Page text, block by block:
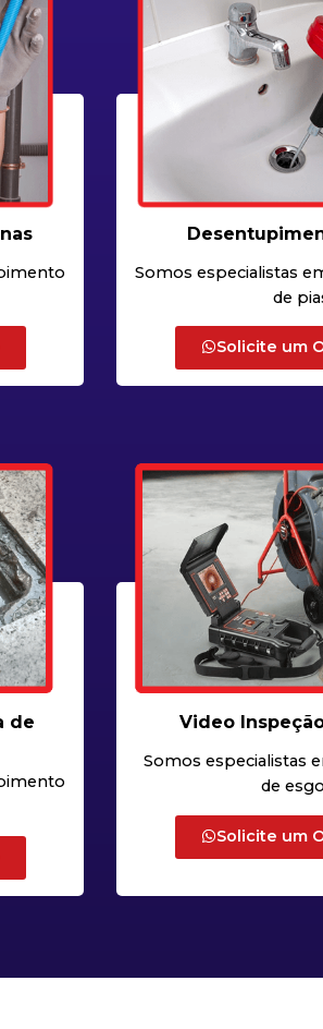
Somos especialistas
de
Solicite um
de
Video
Somos especialistas
de
Solicite um